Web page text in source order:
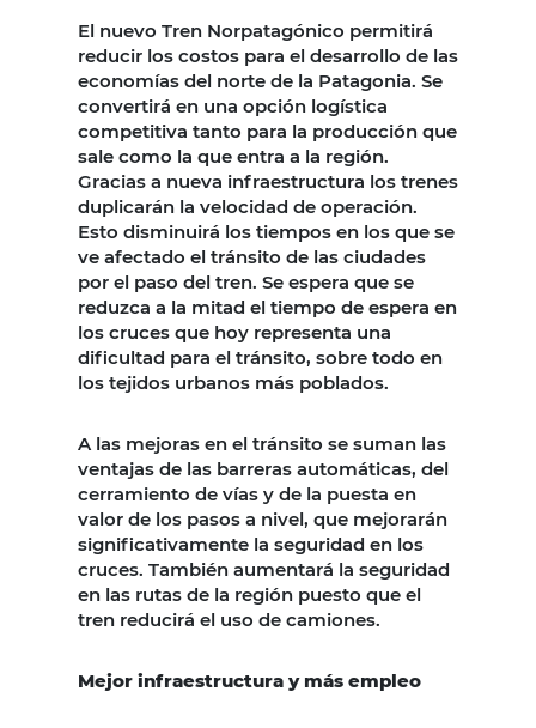
El nuevo Tren Norpatagónico permitirá
reducir los costos para el desarrollo de las
economías del norte de la Patagonia. Se
convertirá en una opción logística
competitiva tanto para la producción que
sale como la que entra a la región.
Gracias a nueva infraestructura los trenes
duplicarán la velocidad de operación.
Esto disminuirá los tiempos en los que se
ve afectado el tránsito de las ciudades
por el paso del tren. Se espera que se
reduzca a la mitad el tiempo de espera en
los cruces que hoy representa una
dificultad para el tránsito, sobre todo en
los tejidos urbanos más poblados.
A las mejoras en el tránsito se suman las
ventajas de las barreras automáticas, del
cerramiento de vías y de la puesta en
valor de los pasos a nivel, que mejorarán
significativamente la seguridad en los
cruces. También aumentará la seguridad
en las rutas de la región puesto que el
tren reducirá el uso de camiones.
Mejor infraestructura y más empleo